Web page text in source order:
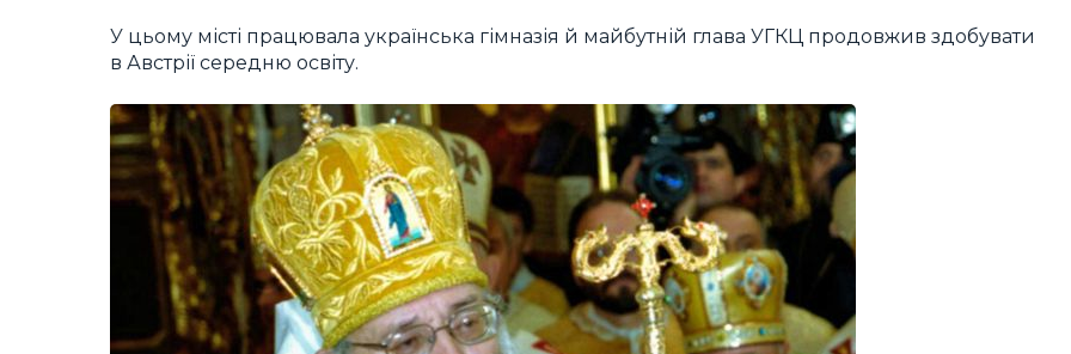
У цьому місті працювала українська гімназія й майбутній глава УГКЦ продовжив здобувати
в Австрії середню освіту.